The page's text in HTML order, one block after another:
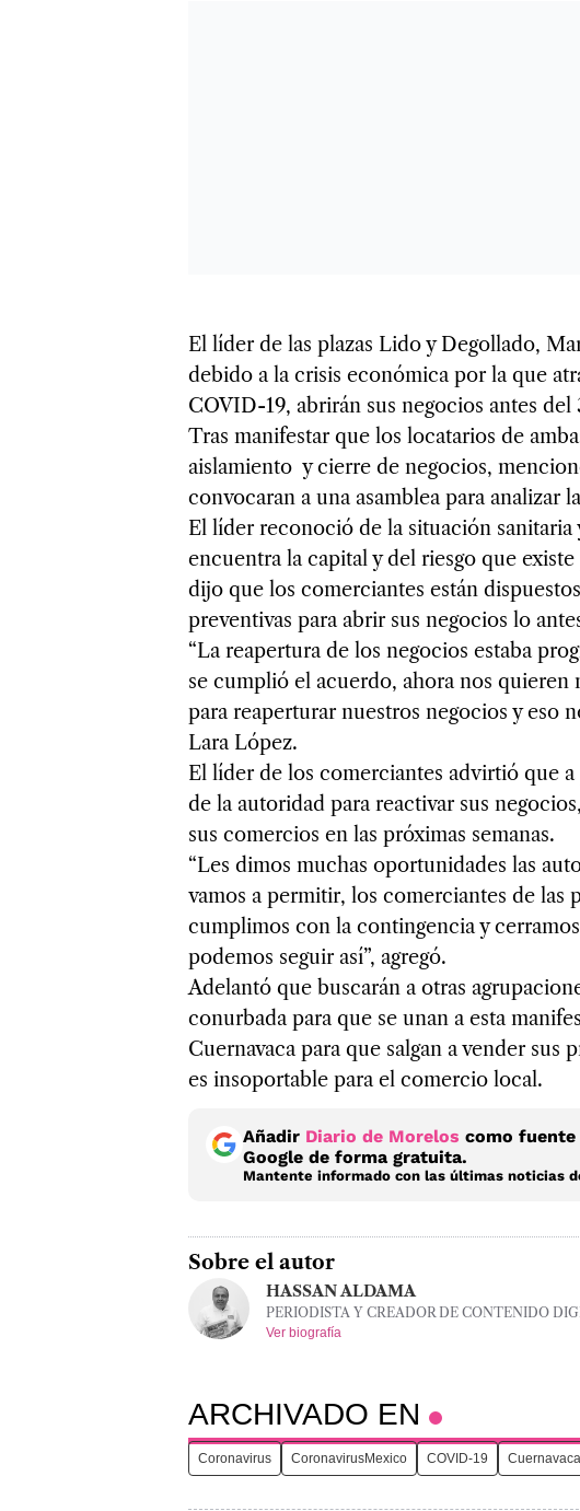
El líder de las plazas Lido y Degollado,
debido a la crisis económica por la que
COVID-19, abrirán sus negocios antes
Tras manifestar que los locatarios de
aislamiento y cierre de negocios,
convocaran a una asamblea para analizar
El líder reconoció de la situación
encuentra la capital y del riesgo que
dijo que los comerciantes están
preventivas para abrir sus negocios lo
“La reapertura de los negocios estaba
se cumplió el acuerdo, ahora nos
para reaperturar nuestros negocios y eso
Lara López.
El líder de los comerciantes advirtió que
de la autoridad para reactivar sus
sus comercios en las próximas semanas.
“Les dimos muchas oportunidades las
vamos a permitir, los comerciantes de las
cumplimos con la contingencia y
podemos seguir así”, agregó.
Adelantó que buscarán a otras
conurbada para que se unan a esta
Cuernavaca para que salgan a vender
es insoportable para el comercio local.
Añadir Diario de Morelos como
Google de forma gratuita.
Mantente informado con las últimas noticias
Sobre el autor
HASSAN ALDAMA
PERIODISTA Y CREADOR DE CONTENIDO
Ver biografía
ARCHIVADO EN
Coronavirus CoronavirusMexico COVID-19 Cuernavaca